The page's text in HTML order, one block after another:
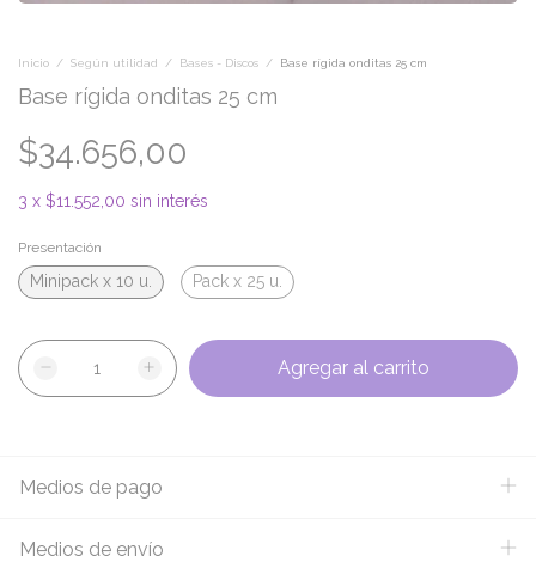
Inicio / Según utilidad / Bases - Discos / Base rígida onditas 25 cm
Base rígida onditas 25 cm
$34.656,00
3 x $11.552,00 sin interés
Presentación
Minipack x 10 u. Pack x 25 u.
Medios de pago
Medios de envío